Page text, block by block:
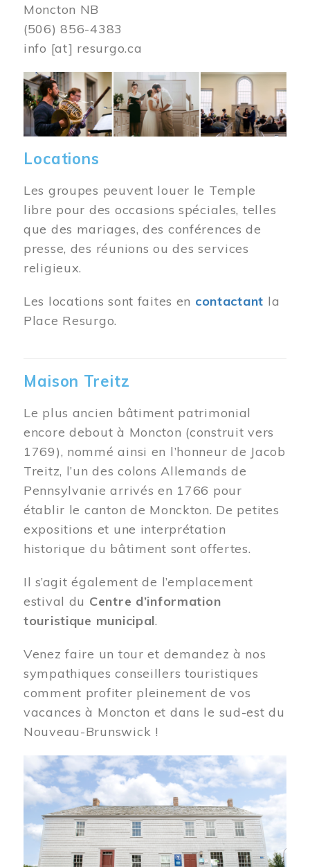
Moncton NB
(506) 856-4383
info [at] resurgo.ca
Image
Locations
Les groupes peuvent louer le Temple
libre pour des occasions spéciales, telles
que des mariages, des conférences de
presse, des réunions ou des services
religieux.
Les locations sont faites en contactant la
Place Resurgo.
Maison Treitz
Le plus ancien bâtiment patrimonial
encore debout à Moncton (construit vers
1769), nommé ainsi en l’honneur de Jacob
Treitz, l’un des colons Allemands de
Pennsylvanie arrivés en 1766 pour
établir le canton de Monckton. De petites
expositions et une interprétation
historique du bâtiment sont offertes.
Il s’agit également de l’emplacement
estival du Centre d’information
touristique municipal.
Venez faire un tour et demandez à nos
sympathiques conseillers touristiques
comment profiter pleinement de vos
vacances à Moncton et dans le sud-est du
Nouveau-Brunswick !
Image